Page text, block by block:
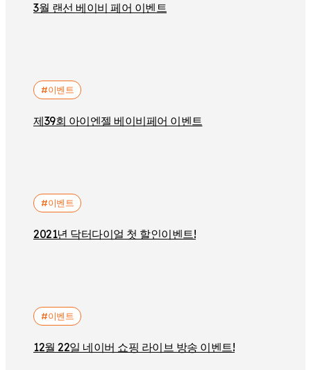
3월 랜선 베이비 페어 이벤트
#이벤트
제39회 아이엔젤 베이비페어 이벤트
#이벤트
2021년 닥터다이얼 첫 할인이벤트!
#이벤트
12월 22일 네이버 쇼핑 라이브 방송 이벤트!